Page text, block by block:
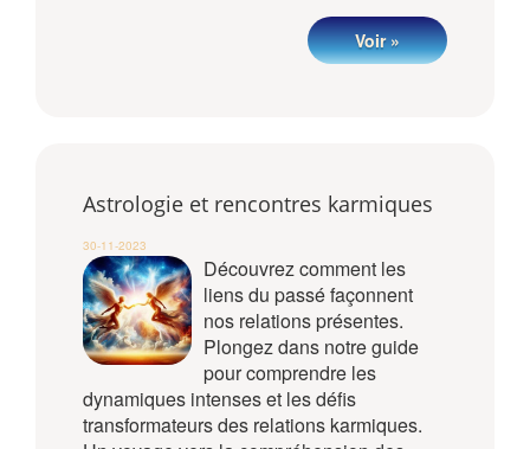
Voir »
Astrologie et rencontres karmiques
30-11-2023
Découvrez comment les
liens du passé façonnent
nos relations présentes.
Plongez dans notre guide
pour comprendre les
dynamiques intenses et les défis
transformateurs des relations karmiques.